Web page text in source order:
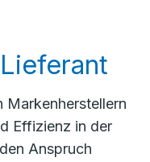
Markenherstellern
Effizienz in der
Anspruch